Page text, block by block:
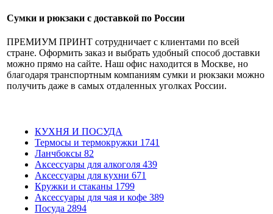
Сумки и рюкзаки с доставкой по России
ПРЕМИУМ ПРИНТ сотрудничает с клиентами по всей
стране. Оформить заказ и выбрать удобный способ доставки
можно прямо на сайте. Наш офис находится в Москве, но
благодаря транспортным компаниям сумки и рюкзаки можно
получить даже в самых отдаленных уголках России.
КУХНЯ И ПОСУДА
Термосы и термокружки 1741
Ланчбоксы 82
Аксессуары для алкоголя 439
Аксессуары для кухни 671
Кружки и стаканы 1799
Аксессуары для чая и кофе 389
Посуда 2894